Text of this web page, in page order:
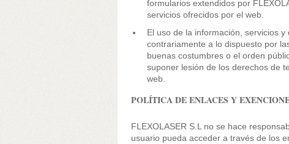
formularios extendidos por
servicios ofrecidos por el web.
El uso de la información, servicios y
contrariamente a lo dispuesto por
buenas costumbres o el orden
suponer lesión de los derechos de
web.
POLÍTICA DE ENLACES Y
FLEXOLASER S.L no se hace
usuario pueda acceder a través de los